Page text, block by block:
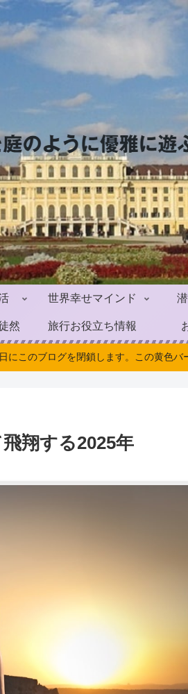
世界幸せマインド
然 旅行お役立ち情報
にこのブログを閉鎖します。この黄色
翔する2025年